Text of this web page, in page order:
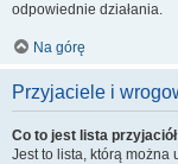
odpowiednie działania.
Na górę
Przyjaciele i
Co to jest lista
Jest to lista, którą